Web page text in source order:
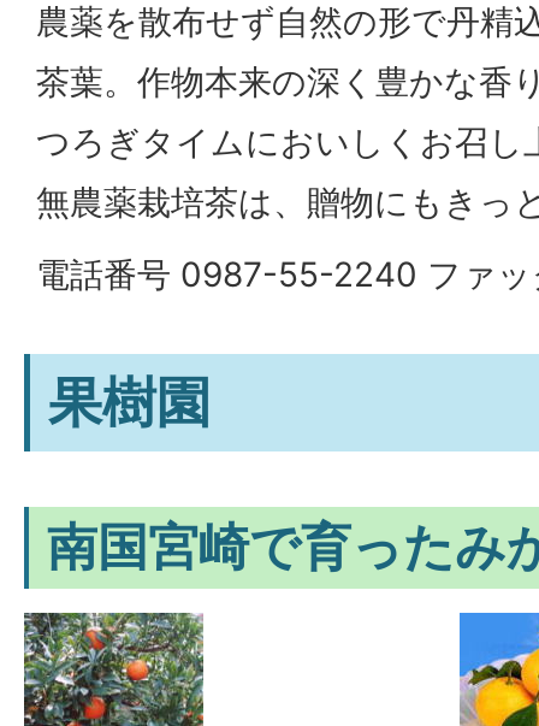
農薬を散布せず自然の形で丹精
茶葉。作物本来の深く豊かな香
つろぎタイムにおいしくお召し
無農薬栽培茶は、贈物にもきっ
電話番号 0987-55-2240 ファ
果樹園
南国宮崎で育ったみ